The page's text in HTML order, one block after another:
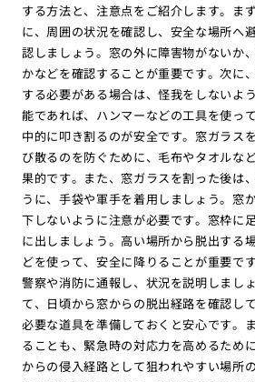
する方法と、注意点をご紹介します。ま
に、周囲の状況を確認し、安全な場所へ
認しましょう。窓の外に障害物がないか
かなどを確認することが重要です。次に
する必要がある場合は、怪我をしないよ
能であれば、ハンマーなどの工具を使っ
中的に叩き割るのが安全です。窓ガラス
び散るのを防ぐために、毛布やタオルな
果的です。また、窓ガラスを割った後は
うに、手袋や軍手を着用しましょう。窓
下しないように注意が必要です。窓枠に
に出しましょう。高い場所から脱出する
どを使って、安全に降りることが重要で
警察や消防に通報し、状況を説明しまし
て、日頃から窓からの脱出経路を確認し
必要な道具を準備しておくと安心です。
ることも、緊急時の対応力を高めるため
からの侵入経路として狙われやすい場所